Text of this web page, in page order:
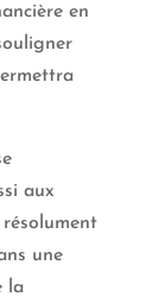
en
aux
résolument
une
la